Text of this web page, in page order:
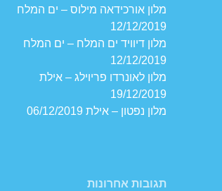
מלון אורכידאה מילוס – ים המלח
12/12/2019
מלון דיוויד ים המלח – ים המלח
12/12/2019
מלון לאונרדו פריוילג – אילת
19/12/2019
מלון נפטון – אילת 06/12/2019
תגובות אחרונות